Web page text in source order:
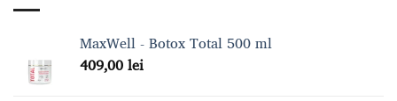
MaxWell - Botox Total 500 ml
409,00lei